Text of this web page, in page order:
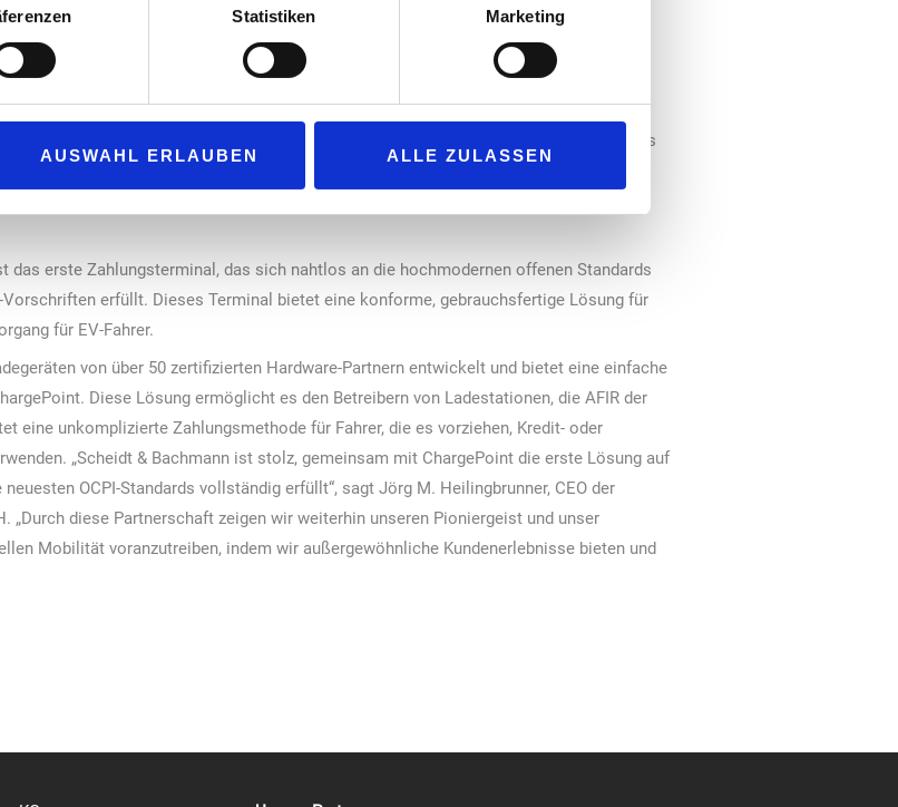
Statistiken Marketing
AUSWAHL ERLAUBEN ALLE ZULASSEN
Zahlungsterminals direkte Transaktionen, während die ChargePoint Cloud-
Lösung die Ladevorgangslogistik überwacht. Dieses Setup garantiert ein
und beseitigt effektiv Hürden für die Einführung von Elektrofahrzeugen“, sagt
| e-Mobility bei der Scheidt & Bachmann Energy Retail Solutions GmbH.
Lösung entwickelt, um sie an die OCPI 2.2.1-Spezifikation anzupassen. Darüber hinaus
an den Anbieter von Zahlungsterminals sowohl für die Konfiguration als auch
für nachhaltige und kundenorientierte Technologien unterstreicht.“
das erste Zahlungsterminal, das sich nahtlos an die hochmodernen offenen Standards
erfüllt. Dieses Terminal bietet eine konforme, gebrauchsfertige Lösung für
für EV-Fahrer.
von über 50 zertifizierten Hardware-Partnern entwickelt und bietet eine einfache
Diese Lösung ermöglicht es den Betreibern von Ladestationen, die AFIR der
eine unkomplizierte Zahlungsmethode für Fahrer, die es vorziehen, Kredit- oder
„Scheidt & Bachmann ist stolz, gemeinsam mit ChargePoint die erste Lösung auf
OCPI-Standards vollständig erfüllt“, sagt Jörg M. Heilingbrunner, CEO der
„Durch diese Partnerschaft zeigen wir weiterhin unseren Pioniergeist und unser
Mobilität voranzutreiben, indem wir außergewöhnliche Kundenerlebnisse bieten und